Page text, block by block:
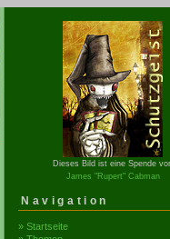
Dieses Bild ist eine Spende
James "Rupert" Cabman
Navigation
» Startseite